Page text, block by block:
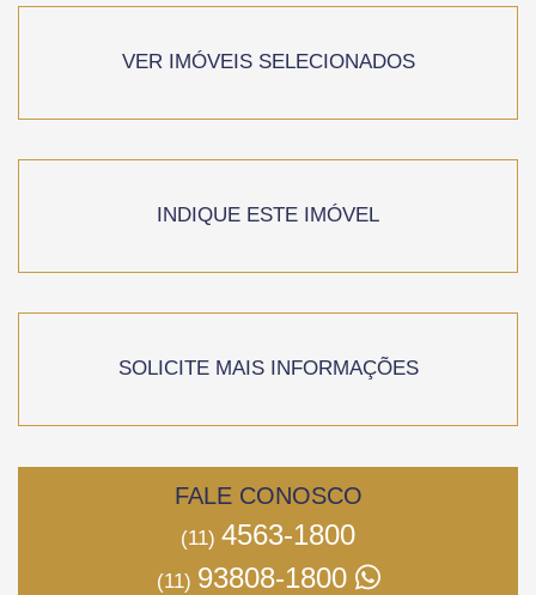
VER IMÓVEIS SELECIONADOS
INDIQUE ESTE IMÓVEL
SOLICITE MAIS INFORMAÇÕES
FALE CONOSCO
(11) 4563-1800
(11) 93808-1800